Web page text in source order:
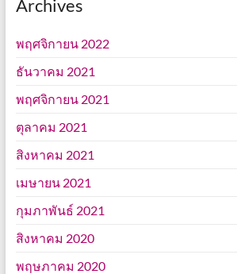
Archives
พฤศจิกายน 2022
ธันวาคม 2021
พฤศจิกายน 2021
ตุลาคม 2021
สิงหาคม 2021
เมษายน 2021
กุมภาพันธ์ 2021
สิงหาคม 2020
พฤษภาคม 2020